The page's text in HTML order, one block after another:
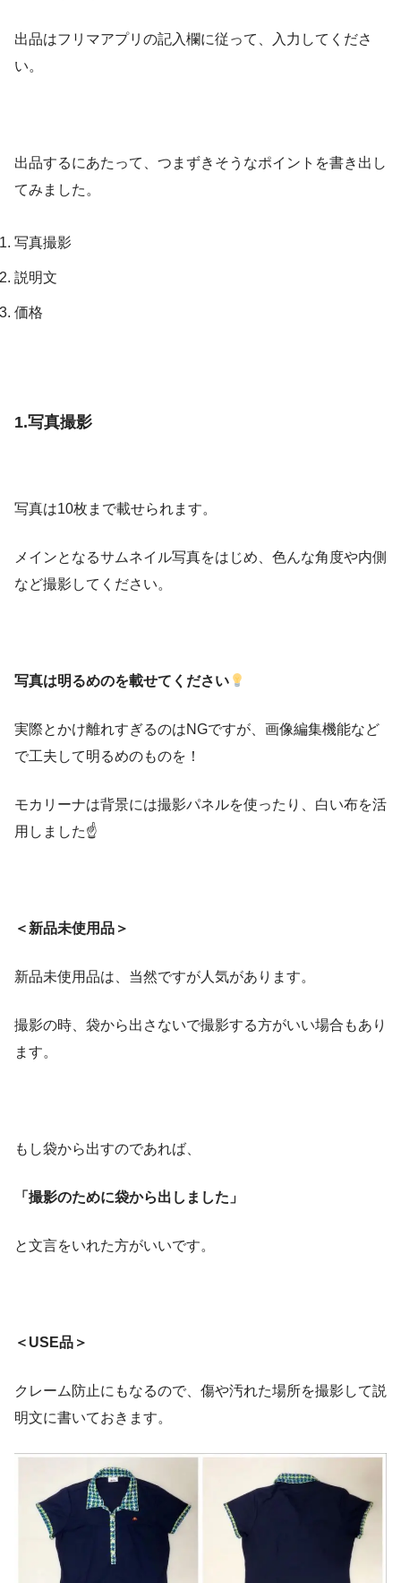
出品はフリマアプリの記入欄に従って、入力してくださ
い。
出品するにあたって、つまずきそうなポイントを書き出し
てみました。
写真撮影
説明文
価格
1.写真撮影
写真は10枚まで載せられます。
メインとなるサムネイル写真をはじめ、色んな角度や内側
など撮影してください。
写真は明るめのを載せてください
実際とかけ離れすぎるのはNGですが、画像編集機能など
で工夫して明るめのものを！
モカリーナは背景には撮影パネルを使ったり、白い布を活
用しました☝️
＜新品未使用品＞
新品未使用品は、当然ですが人気があります。
撮影の時、袋から出さないで撮影する方がいい場合もあり
ます。
もし袋から出すのであれば、
「撮影のために袋から出しました」
と文言をいれた方がいいです。
＜USE品＞
クレーム防止にもなるので、傷や汚れた場所を撮影して説
明文に書いておきます。